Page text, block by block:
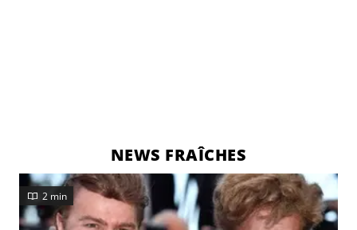
NEWS FRAÎCHES
2 min